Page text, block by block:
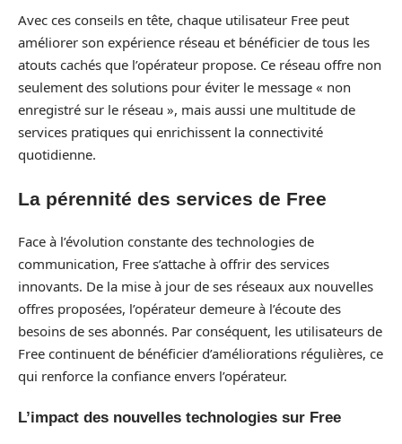
Avec ces conseils en tête, chaque utilisateur Free peut
améliorer son expérience réseau et bénéficier de tous les
atouts cachés que l’opérateur propose. Ce réseau offre non
seulement des solutions pour éviter le message « non
enregistré sur le réseau », mais aussi une multitude de
services pratiques qui enrichissent la connectivité
quotidienne.
La pérennité des services de Free
Face à l’évolution constante des technologies de
communication, Free s’attache à offrir des services
innovants. De la mise à jour de ses réseaux aux nouvelles
offres proposées, l’opérateur demeure à l’écoute des
besoins de ses abonnés. Par conséquent, les utilisateurs de
Free continuent de bénéficier d’améliorations régulières, ce
qui renforce la confiance envers l’opérateur.
L’impact des nouvelles technologies sur Free